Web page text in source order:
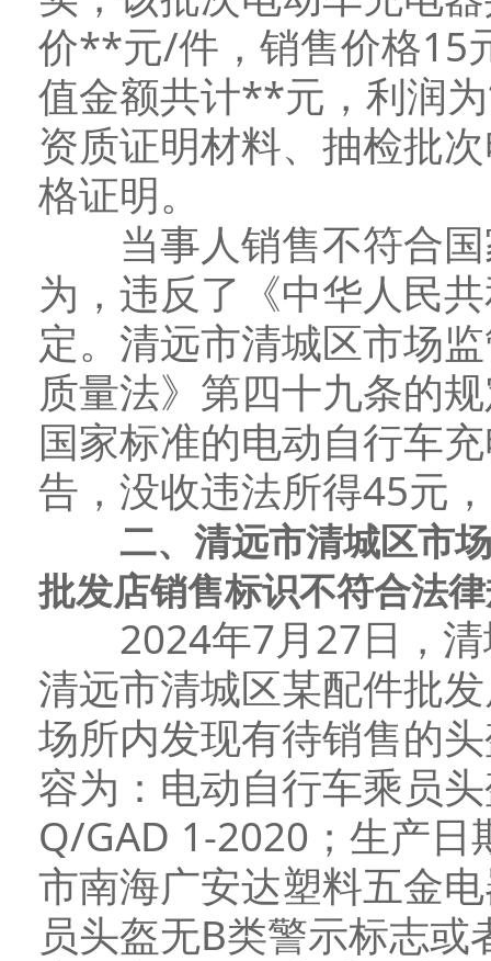
价**元/件，销售价格15
值金额共计**元，利润
资质证明材料、抽检批
格证明。
当事人销售不符合国
为，违反了《中华人民
定。清远市清城区市场
质量法》第四十九条的
国家标准的电动自行车
告，没收违法所得45元
二、清远市清城区市
批发店销售标识不符合法
2024年7月27日，清
清远市清城区某配件批
场所内发现有待销售的
容为：电动自行车乘员
Q/GAD 1-2020；生产
市南海广安达塑料五金
员头盔无B类警示标志